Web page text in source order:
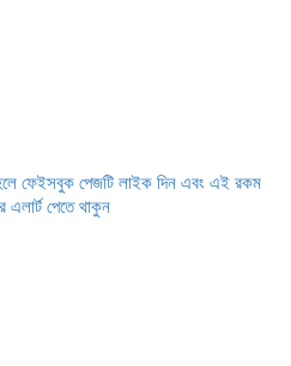
ফেইসবুক পেজটি লাইক দিন এবং এই রকম
পেতে থাকুন